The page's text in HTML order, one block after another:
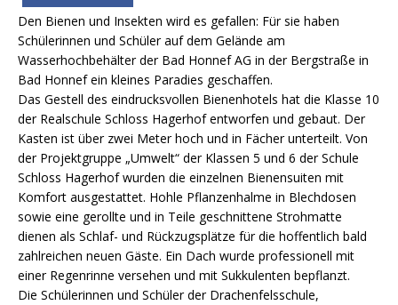
Den Bienen und Insekten wird es gefallen: Für sie haben
Schülerinnen und Schüler auf dem Gelände am
Wasserhochbehälter der Bad Honnef AG in der Bergstraße in
Bad Honnef ein kleines Paradies geschaffen.
Das Gestell des eindrucksvollen Bienenhotels hat die Klasse 10
der Realschule Schloss Hagerhof entworfen und gebaut. Der
Kasten ist über zwei Meter hoch und in Fächer unterteilt. Von
der Projektgruppe „Umwelt“ der Klassen 5 und 6 der Schule
Schloss Hagerhof wurden die einzelnen Bienensuiten mit
Komfort ausgestattet. Hohle Pflanzenhalme in Blechdosen
sowie eine gerollte und in Teile geschnittene Strohmatte
dienen als Schlaf- und Rückzugsplätze für die hoffentlich bald
zahlreichen neuen Gäste. Ein Dach wurde professionell mit
einer Regenrinne versehen und mit Sukkulenten bepflanzt.
Die Schülerinnen und Schüler der Drachenfelsschule,